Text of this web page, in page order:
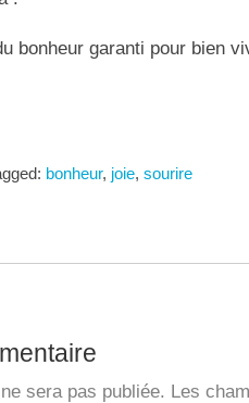
bonheur garanti pour bien
bonheur, joie, sourire
sera pas publiée. Les